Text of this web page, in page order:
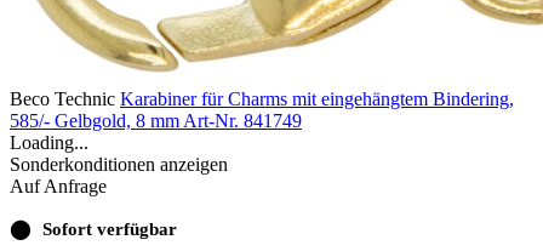
Beco Technic Karabiner für Charms mit eingehängtem Bindering,
585/- Gelbgold, 8 mm Art-Nr. 841749
Loading...
Sonderkonditionen anzeigen
Auf Anfrage
⬤ Sofort verfügbar